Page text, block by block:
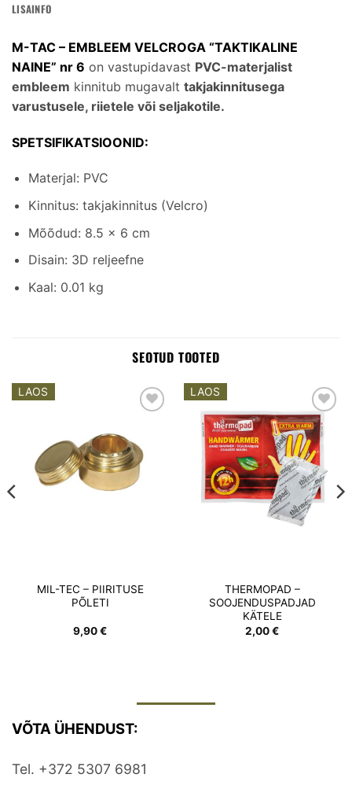
LISAINFO
M-TAC – EMBLEEM VELCROGA “TAKTIKALINE
NAINE” nr 6 on vastupidavast PVC-materjalist
embleem kinnitub mugavalt takjakinnitusega
varustusele, riietele või seljakotile.
SPETSIFIKATSIOONID:
Materjal: PVC
Kinnitus: takjakinnitus (Velcro)
Mõõdud: 8.5 × 6 cm
Disain: 3D reljeefne
Kaal: 0.01 kg
SEOTUD TOOTED
LAOS
MIL-TEC – PIIRITUSE
PÕLETI
9,90€
LAOS
Add to
wishlist
THERMOPAD –
SOOJENDUSPADJAD
KÄTELE
2,00€
VÕTA ÜHENDUST:
Tel. +372 5307 6981